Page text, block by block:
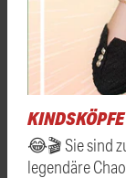
😂🎬 Sie sind
legendäre